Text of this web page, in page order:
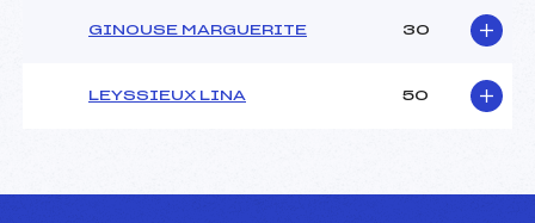
GINOUSE MARGUERITE 30
LEYSSIEUX LINA 50